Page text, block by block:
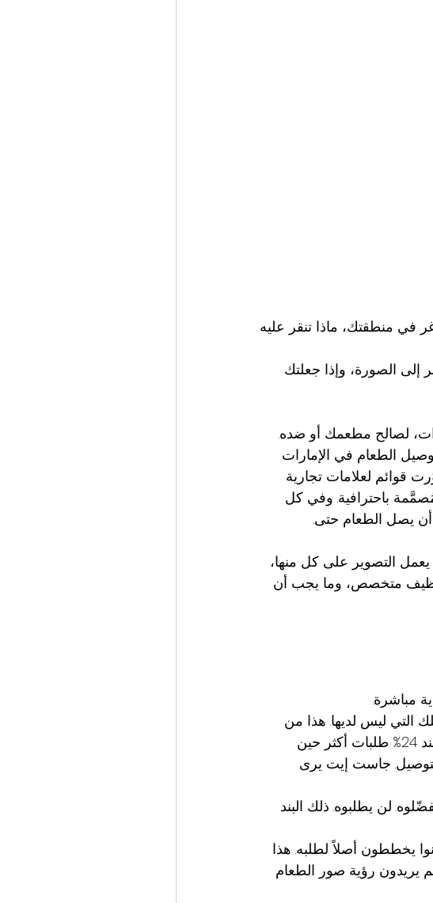
في منطقتك، ماذا تنقر عليه
إلى الصورة، وإذا جعلتك
لصالح مطعمك أو ضده.
من 12 عاماً. شاهدت سوق توصيل الطعام في الإمارات
ما يقارب 720 مليون دولار. صوّرت قوائم لعلامات تجارية
باحترافية. وفي كل
أن يصل الطعام حتى.
يعمل التصوير على كل منها،
كتوظيف متخصص، وما يجب أن
مباشرة.
إلى 70% طلبات أكثر من تلك التي ليس لديها. هذا من
بيانات غرابهاب عبر ملايين الطلبات. أبحاث ديليرو الخاصة تضع الارتفاع عند 24% طلبات أكثر حين
يرى ارتفاعاً بنسبة 15% في حجم التوصيل. جاست إيت يرى
لن يطلبوه. ذلك البند
يخططون أصلاً لطلبه. هذا
يقولون إنهم يريدون رؤية صور الطعام